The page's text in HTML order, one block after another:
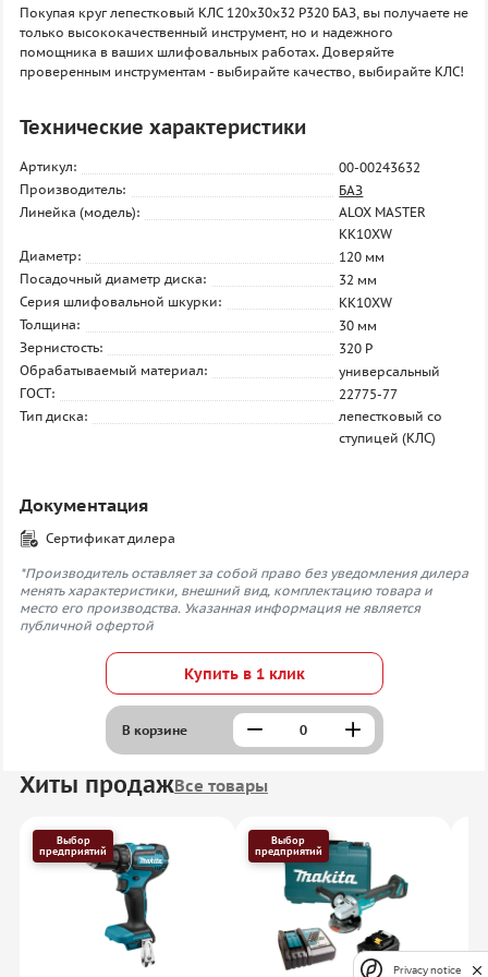
Покупая круг лепестковый КЛС 120х30х32 P320 БАЗ, вы получаете не
только высококачественный инструмент, но и надежного
помощника в ваших шлифовальных работах. Доверяйте
проверенным инструментам - выбирайте качество, выбирайте КЛС!
Технические характеристики
Артикул:
00-00243632
Производитель:
БАЗ
Линейка (модель):
ALOX MASTER
KK10XW
Диаметр:
120 мм
Посадочный диаметр диска:
32 мм
Серия шлифовальной шкурки:
KK10XW
Толщина:
30 мм
Зернистость:
320 P
Обрабатываемый материал:
универсальный
ГОСТ:
22775-77
Тип диска:
лепестковый со
ступицей (КЛС)
Документация
Сертификат дилера
*Производитель оставляет за собой право без уведомления дилера
менять характеристики, внешний вид, комплектацию товара и
место его производства. Указанная информация не является
публичной офертой
Купить в 1 клик
В корзине
Хиты продажВсе товары
Выбор
предприятий
Выбор
предприятий
Privacy notice